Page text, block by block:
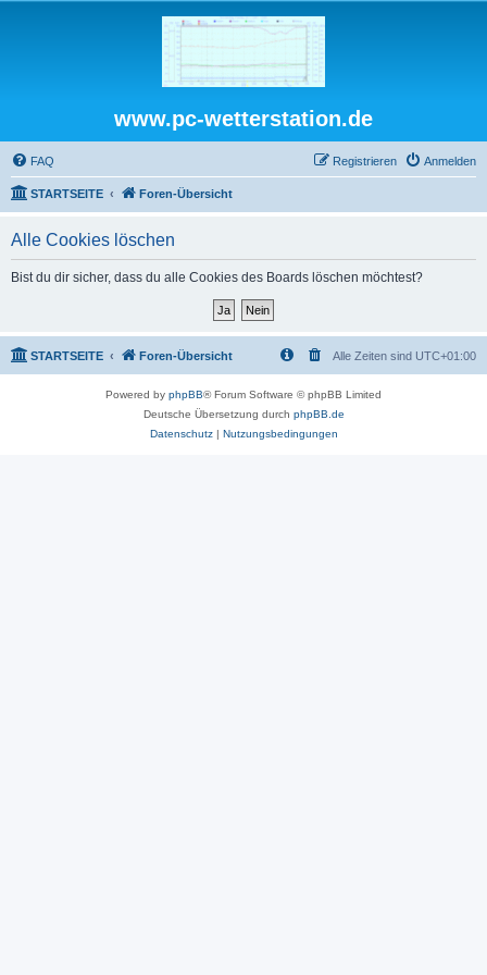
www.pc-wetterstation.de
FAQ Anmelden
Registrieren
STARTSEITE Foren-Übersicht
Alle Cookies löschen
Bist du dir sicher, dass du alle Cookies des Boards löschen möchtest?
STARTSEITE Foren-Übersicht Alle Zeiten sind UTC+01:00
Powered by phpBB® Forum Software © phpBB Limited
Deutsche Übersetzung durch phpBB.de
Datenschutz| Nutzungsbedingungen